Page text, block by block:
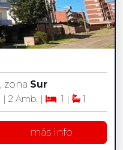
, zona Sur
| 2 Amb. | 1 | 1
más info